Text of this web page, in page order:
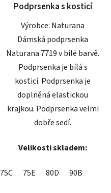
hvězdiček.
Podprsenka s kosticí
Výrobce: Naturana
Dámská podprsenka
Naturana 7719 v bílé barvě.
Podprsenka je bílá s
kosticí. Podprsenka je
doplněná elastickou
krajkou. Podprsenka velmi
dobře sedí.
Velikosti skladem:
75C 75E 80D 90B